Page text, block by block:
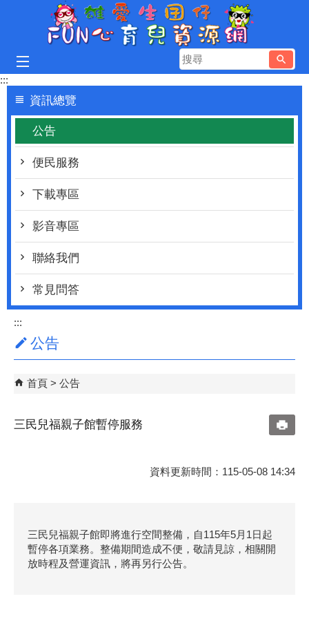
跳到主要內容區塊
搜
尋
:::
資訊總覽
公告
便民服務
下載專區
影音專區
聯絡我們
常見問答
:::
公告
首頁 公告
三民兒福親子館暫停服務
資料更新時間：115-05-08 14:34
三民兒福親子館即將進行空間整備，自115年5月1日起
暫停各項業務。整備期間造成不便，敬請見諒，相關開
放時程及營運資訊，將再另行公告。